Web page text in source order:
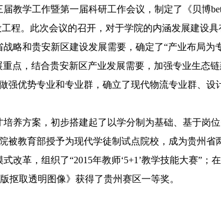
学工作暨第一届科研工作会议，制定了《贝博
程。此次会议的召开，对于学院的内涵发展建设具
和贵安新区建设发展需要，确定了“产业布局为
点，结合贵安新区产业发展需要，加强专业生态
强优势专业和专业群，确立了现代物流专业群、
方案，初步搭建起了以学分制为基础、基于岗
被教育部授予为现代学徒制试点院校，成为贵州省
革，组织了“2015年教师‘5+1’教学技能大赛”；
抠取透明图像》获得了贵州赛区一等奖。